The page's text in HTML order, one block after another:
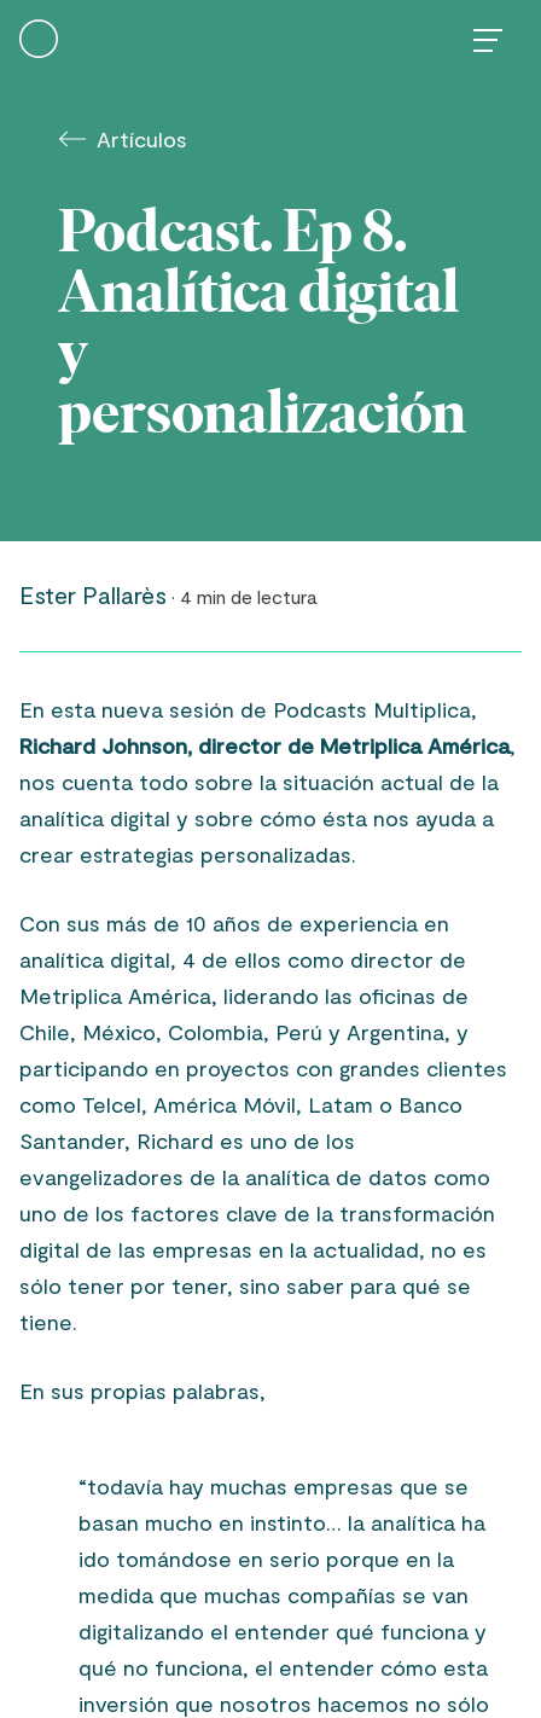
Artículos
Podcast. Ep 8.
Analítica digital
y
personalización
Ester Pallarès · 4 min de lectura
En esta nueva sesión de Podcasts Multiplica,
Richard Johnson, director de Metriplica América,
nos cuenta todo sobre la situación actual de la
analítica digital y sobre cómo ésta nos ayuda a
crear estrategias personalizadas.
Con sus más de 10 años de experiencia en
analítica digital, 4 de ellos como director de
Metriplica América, liderando las oficinas de
Chile, México, Colombia, Perú y Argentina, y
participando en proyectos con grandes clientes
como Telcel, América Móvil, Latam o Banco
Santander, Richard es uno de los
evangelizadores de la analítica de datos como
uno de los factores clave de la transformación
digital de las empresas en la actualidad, no es
sólo tener por tener, sino saber para qué se
tiene.
En sus propias palabras,
“todavía hay muchas empresas que se
basan mucho en instinto… la analítica ha
ido tomándose en serio porque en la
medida que muchas compañías se van
digitalizando el entender qué funciona y
qué no funciona, el entender cómo esta
inversión que nosotros hacemos no sólo